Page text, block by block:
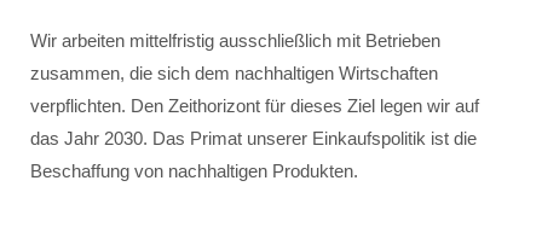
Wir arbeiten mittelfristig ausschließlich mit Betrieben
zusammen, die sich dem nachhaltigen Wirtschaften
verpflichten. Den Zeithorizont für dieses Ziel legen wir auf
das Jahr 2030. Das Primat unserer Einkaufspolitik ist die
Beschaffung von nachhaltigen Produkten.